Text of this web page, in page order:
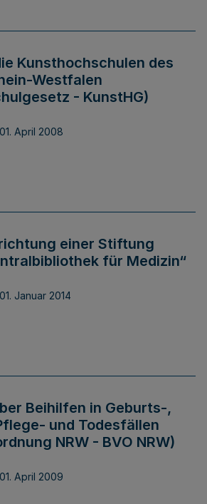
Kunsthochschulen des
Westfalen
- KunstHG)
April 2008
einer Stiftung
für Medizin“
Januar 2014
Beihilfen in Geburts-,
und Todesfällen
NRW - BVO NRW)
April 2009